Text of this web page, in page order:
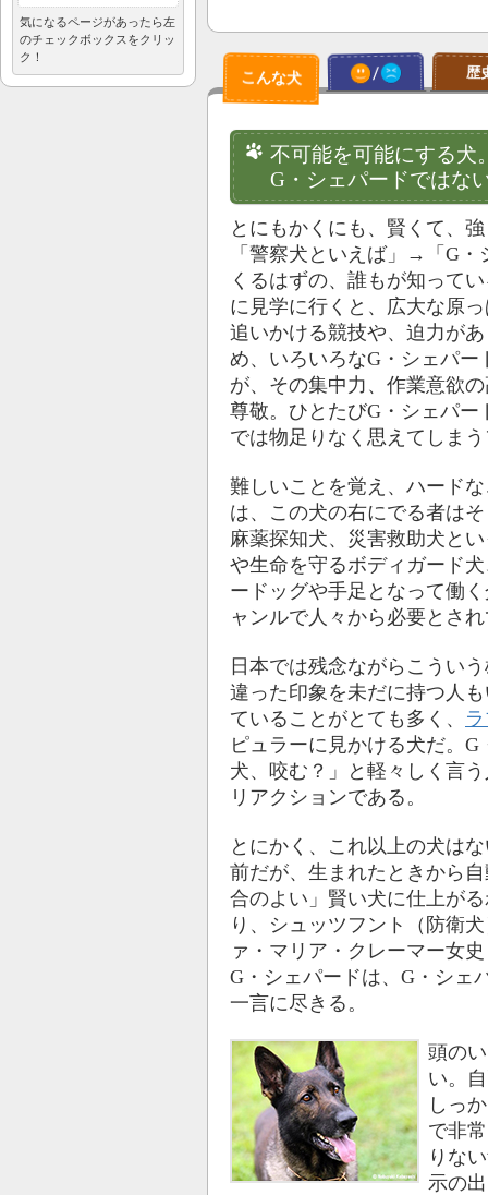
歴
不可能を可能にする犬
G・シェパードではな
とにもかくにも、賢くて、
「警察犬といえば」→「G
くるはずの、誰もが知って
に見学に行くと、広大な原
追いかける競技や、迫力が
め、いろいろなG・シェパ
が、その集中力、作業意欲
尊敬。ひとたびG・シェパ
では物足りなく思えてしま
難しいことを覚え、ハード
は、この犬の右にでる者は
麻薬探知犬、災害救助犬と
や生命を守るボディガード
ードッグや手足となって働
ャンルで人々から必要とさ
日本では残念ながらこうい
違った印象を未だに持つ人
ていることがとても多く、
ピュラーに見かける犬だ。
犬、咬む？」と軽々しく言
リアクションである。
とにかく、これ以上の犬は
前だが、生まれたときから
合のよい」賢い犬に仕上が
り、シュッツフント（防衛
ァ・マリア・クレーマー女
G・シェパードは、G・シェ
一言に尽きる。
頭の
い。
しっ
で非
りな
示の
気になるページがあったら左
のチェックボックスをクリッ
ク！